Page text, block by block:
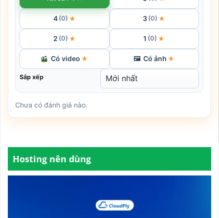
4 (0) ★ 3 (0) ★
2 (0) ★ 1 (0) ★
Có video ★ 🖼 Có ảnh ★
Sắp xếp
Chưa có đánh giá nào.
Hosting nên dùng